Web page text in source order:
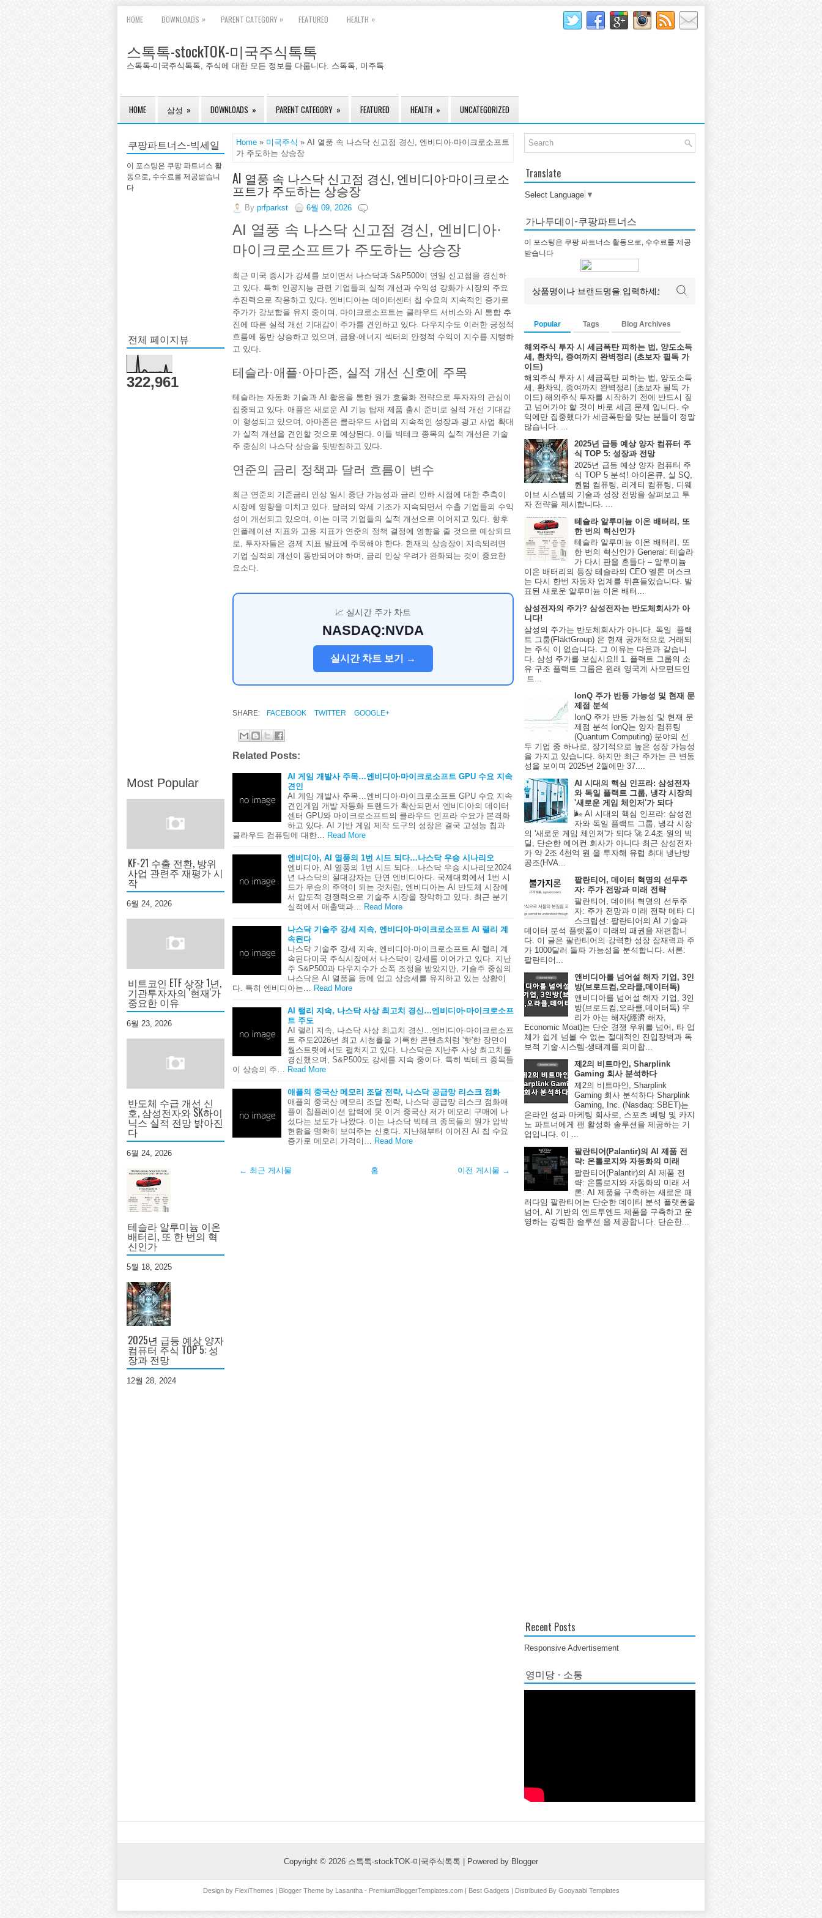
HOME DOWNLOADS » PARENT CATEGORY » FEATURED HEALTH »
스톡톡-stockTOK-미국주식톡톡
스톡톡-미국주식톡톡, 주식에 대한 모든 정보를 다룹니다. 스톡톡, 미주톡
HOME 삼성 » DOWNLOADS » PARENT CATEGORY » FEATURED HEALTH » UNCATEGORIZED
쿠팡파트너스-빅세일
이 포스팅은 쿠팡 파트너스 활
동으로, 수수료를 제공받습니
다
전체 페이지뷰
322,961
Most Popular
KF-21 수출 전환, 방위
사업 관련주 재평가 시
작
6월 24, 2026
비트코인 ETF 상장 1년,
기관투자자의 '현재'가
중요한 이유
6월 23, 2026
반도체 수급 개선 신
호, 삼성전자와 SK하이
닉스 실적 전망 밝아진
다
6월 24, 2026
테슬라 알루미늄 이온
배터리, 또 한 번의 혁
신인가
5월 18, 2025
2025년 급등 예상 양자
컴퓨터 주식 TOP 5: 성
장과 전망
12월 28, 2024
Home » 미국주식 » AI 열풍 속 나스닥 신고점 경신, 엔비디아·마이크로소프트
가 주도하는 상승장
AI 열풍 속 나스닥 신고점 경신, 엔비디아·마이크로소
프트가 주도하는 상승장
By prfparkst 6월 09, 2026
AI 열풍 속 나스닥 신고점 경신, 엔비디아·
마이크로소프트가 주도하는 상승장
최근 미국 증시가 강세를 보이면서 나스닥과 S&P500이 연일 신고점을 경신하
고 있다. 특히 인공지능 관련 기업들의 실적 개선과 수익성 강화가 시장의 주요
추진력으로 작용하고 있다. 엔비디아는 데이터센터 칩 수요의 지속적인 증가로
주가가 강보합을 유지 중이며, 마이크로소프트는 클라우드 서비스와 AI 통합 추
진에 따른 실적 개선 기대감이 주가를 견인하고 있다. 다우지수도 이러한 긍정적
흐름에 동반 상승하고 있으며, 금융·에너지 섹터의 안정적 수익이 지수를 지탱하
고 있다.
테슬라·애플·아마존, 실적 개선 신호에 주목
테슬라는 자동화 기술과 AI 활용을 통한 원가 효율화 전략으로 투자자의 관심이
집중되고 있다. 애플은 새로운 AI 기능 탑재 제품 출시 준비로 실적 개선 기대감
이 형성되고 있으며, 아마존은 클라우드 사업의 지속적인 성장과 광고 사업 확대
가 실적 개선을 견인할 것으로 예상된다. 이들 빅테크 종목의 실적 개선은 기술
주 중심의 나스닥 상승을 뒷받침하고 있다.
연준의 금리 정책과 달러 흐름이 변수
최근 연준의 기준금리 인상 일시 중단 가능성과 금리 인하 시점에 대한 추측이
시장에 영향을 미치고 있다. 달러의 약세 기조가 지속되면서 수출 기업들의 수익
성이 개선되고 있으며, 이는 미국 기업들의 실적 개선으로 이어지고 있다. 향후
인플레이션 지표와 고용 지표가 연준의 정책 결정에 영향을 줄 것으로 예상되므
로, 투자자들은 경제 지표 발표에 주목해야 한다. 현재의 상승장이 지속되려면
기업 실적의 개선이 동반되어야 하며, 금리 인상 우려가 완화되는 것이 중요한
요소다.
📈 실시간 주가 차트
NASDAQ:NVDA
실시간 차트 보기 →
SHARE: FACEBOOK TWITTER GOOGLE+
Related Posts:
AI 게임 개발사 주목…엔비디아·마이크로소프트 GPU 수요 지속
견인
AI 게임 개발사 주목…엔비디아·마이크로소프트 GPU 수요 지속
견인게임 개발 자동화 트렌드가 확산되면서 엔비디아의 데이터
센터 GPU와 마이크로소프트의 클라우드 인프라 수요가 본격화
하고 있다. AI 기반 게임 제작 도구의 성장은 결국 고성능 칩과
클라우드 컴퓨팅에 대한…
Read More
엔비디아, AI 열풍의 1번 시드 되다…나스닥 우승 시나리오
엔비디아, AI 열풍의 1번 시드 되다…나스닥 우승 시나리오2024
년 나스닥의 절대강자는 단연 엔비디아다. 국제대회에서 1번 시
드가 우승의 주역이 되는 것처럼, 엔비디아는 AI 반도체 시장에
서 압도적 경쟁력으로 기술주 시장을 장악하고 있다. 최근 분기
실적에서 매출액과…
Read More
나스닥 기술주 강세 지속, 엔비디아·마이크로소프트 AI 랠리 계
속된다
나스닥 기술주 강세 지속, 엔비디아·마이크로소프트 AI 랠리 계
속된다미국 주식시장에서 나스닥이 강세를 이어가고 있다. 지난
주 S&P500과 다우지수가 소폭 조정을 받았지만, 기술주 중심의
나스닥은 AI 열풍을 등에 업고 상승세를 유지하고 있는 상황이
다. 특히 엔비디아는…
Read More
AI 랠리 지속, 나스닥 사상 최고치 경신…엔비디아·마이크로소프
트 주도
AI 랠리 지속, 나스닥 사상 최고치 경신…엔비디아·마이크로소프
트 주도2026년 최고 시청률을 기록한 콘텐츠처럼 '핫'한 장면이
월스트릿에서도 펼쳐지고 있다. 나스닥은 지난주 사상 최고치를
경신했으며, S&P500도 강세를 지속 중이다. 특히 빅테크 종목들
이 상승의 주…
Read More
애플의 중국산 메모리 조달 전략, 나스닥 공급망 리스크 점화
애플의 중국산 메모리 조달 전략, 나스닥 공급망 리스크 점화애
플이 칩플레이션 압력에 못 이겨 중국산 저가 메모리 구매에 나
섰다는 보도가 나왔다. 이는 나스닥 빅테크 종목들의 원가 압박
현황을 명확히 보여주는 신호다. 지난해부터 이어진 AI 칩 수요
증가로 메모리 가격이…
Read More
← 최근 게시물 이전 게시물 →
홈
Translate
Select Language ▼
가나투데이-쿠팡파트너스
이 포스팅은 쿠팡 파트너스 활동으로, 수수료를 제공
받습니다
Popular Tags Blog Archives
해외주식 투자 시 세금폭탄 피하는 법, 양도소득
세, 환차익, 증여까지 완벽정리 (초보자 필독 가
이드)
해외주식 투자 시 세금폭탄 피하는 법, 양도소득
세, 환차익, 증여까지 완벽정리 (초보자 필독 가
이드) 해외주식 투자를 시작하기 전에 반드시 짚
고 넘어가야 할 것이 바로 세금 문제 입니다. 수
익에만 집중했다가 세금폭탄을 맞는 분들이 정말
많습니다. ...
2025년 급등 예상 양자 컴퓨터 주
식 TOP 5: 성장과 전망
2025년 급등 예상 양자 컴퓨터 주
식 TOP 5 분석! 아이온큐, 실 SQ,
퀀텀 컴퓨팅, 리게티 컴퓨팅, 디웨
이브 시스템의 기술과 성장 전망을 살펴보고 투
자 전략을 제시합니다. ...
테슬라 알루미늄 이온 배터리, 또
한 번의 혁신인가
테슬라 알루미늄 이온 배터리, 또
한 번의 혁신인가 General: 테슬라
가 다시 판을 흔들다 – 알루미늄
이온 배터리의 등장 테슬라의 CEO 엘론 머스크
는 다시 한번 자동차 업계를 뒤흔들었습니다. 발
표된 새로운 알루미늄 이온 배터...
삼성전자의 주가? 삼성전자는 반도체회사가 아
니다!
삼성의 주가는 반도체회사가 아니다. 독일 플랙
트 그룹(FläktGroup) 은 현재 공개적으로 거래되
는 주식 이 없습니다. 그 이유는 다음과 같습니
다. 삼성 주가를 보십시요!! 1. 플랙트 그룹의 소
유 구조 플랙트 그룹은 원래 영국계 사모펀드인
트...
IonQ 주가 반등 가능성 및 현재 문
제점 분석
IonQ 주가 반등 가능성 및 현재 문
제점 분석 IonQ는 양자 컴퓨팅
(Quantum Computing) 분야의 선
두 기업 중 하나로, 장기적으로 높은 성장 가능성
을 가지고 있습니다. 하지만 최근 주가는 큰 변동
성을 보이며 2025년 2월에만 37....
AI 시대의 핵심 인프라: 삼성전자
와 독일 플랙트 그룹, 냉각 시장의
'새로운 게임 체인저'가 되다
🌬️ AI 시대의 핵심 인프라: 삼성전
자와 독일 플랙트 그룹, 냉각 시장
의 '새로운 게임 체인저'가 되다 🚀 2.4조 원의 빅
딜, 단순한 에어컨 회사가 아니다 최근 삼성전자
가 약 2조 4천억 원 을 투자해 유럽 최대 냉난방
공조(HVA...
팔란티어, 데이터 혁명의 선두주
자: 주가 전망과 미래 전략
팔란티어, 데이터 혁명의 선두주
자: 주가 전망과 미래 전략 메타 디
스크립션: 팔란티어의 AI 기술과
데이터 분석 플랫폼이 미래의 패권을 재편합니
다. 이 글은 팔란티어의 강력한 성장 잠재력과 주
가 1000달러 돌파 가능성을 분석합니다. 서론:
팔란티어...
앤비디아를 넘어설 해자 기업, 3인
방(브로드컴,오라클,데이터독)
앤비디아를 넘어설 해자 기업, 3인
방(브로드컴,오라클,데이터독) 우
리가 아는 해자(經濟 해자,
Economic Moat)는 단순 경쟁 우위를 넘어, 타 업
체가 쉽게 넘볼 수 없는 절대적인 진입장벽과 독
보적 기술·시스템·생태계를 의미합...
제2의 비트마인, Sharplink
Gaming 회사 분석하다
제2의 비트마인, Sharplink
Gaming 회사 분석하다 Sharplink
Gaming, Inc. (Nasdaq: SBET)는
온라인 성과 마케팅 회사로, 스포츠 베팅 및 카지
노 파트너에게 팬 활성화 솔루션을 제공하는 기
업입니다. 이 ...
팔란티어(Palantir)의 AI 제품 전
략: 온톨로지와 자동화의 미래
팔란티어(Palantir)의 AI 제품 전
략: 온톨로지와 자동화의 미래 서
론: AI 제품을 구축하는 새로운 패
러다임 팔란티어는 단순한 데이터 분석 플랫폼을
넘어, AI 기반의 엔드투엔드 제품을 구축하고 운
영하는 강력한 솔루션 을 제공합니다. 단순한...
Recent Posts
Responsive Advertisement
영미당 - 소통
Copyright © 2026 스톡톡-stockTOK-미국주식톡톡 | Powered by Blogger
Design by FlexiThemes | Blogger Theme by Lasantha- PremiumBloggerTemplates.com| Best Gadgets | Distributed By Gooyaabi Templates